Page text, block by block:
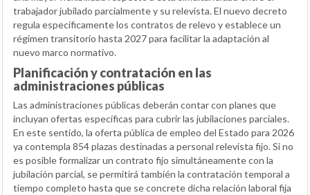
trabajador jubilado parcialmente y su relevista. El nuevo decreto
regula específicamente los contratos de relevo y establece un
régimen transitorio hasta 2027 para facilitar la adaptación al
nuevo marco normativo.
Planificación y contratación en las
administraciones públicas
Las administraciones públicas deberán contar con planes que
incluyan ofertas específicas para cubrir las jubilaciones parciales.
En este sentido, la oferta pública de empleo del Estado para 2026
ya contempla 854 plazas destinadas a personal relevista fijo. Si no
es posible formalizar un contrato fijo simultáneamente con la
jubilación parcial, se permitirá también la contratación temporal a
tiempo completo hasta que se concrete dicha relación laboral fija